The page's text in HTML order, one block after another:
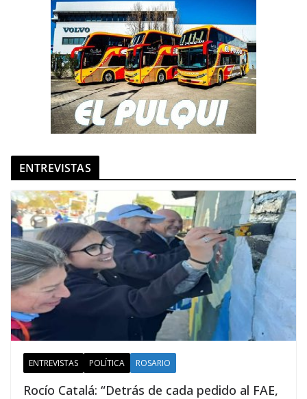
ENTREVISTAS
ENTREVISTAS POLÍTICA ROSARIO
Rocío Catalá: “Detrás de cada pedido al FAE,